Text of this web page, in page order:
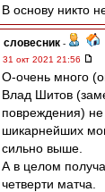
В основу никто
словесник -
31 окт 2021 21:56
О-очень много
Влад Шитов
повреждения) не
шикарнейших
сильно выше.
А в целом
четверти матча.